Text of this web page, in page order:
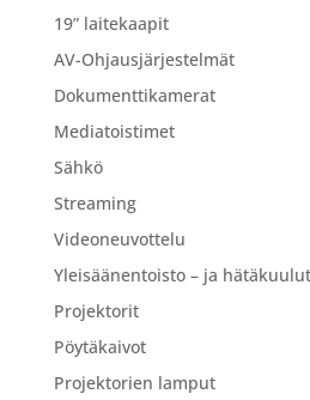
19” laitekaapit
AV-Ohjausjärjestelmät
Dokumenttikamerat
Mediatoistimet
Sähkö
Streaming
Videoneuvottelu
Yleisäänentoisto – ja
Projektorit
Pöytäkaivot
Projektorien lamput